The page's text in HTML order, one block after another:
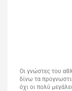
Οι γνώστες του
δίνω τα
όχι οι πολύ